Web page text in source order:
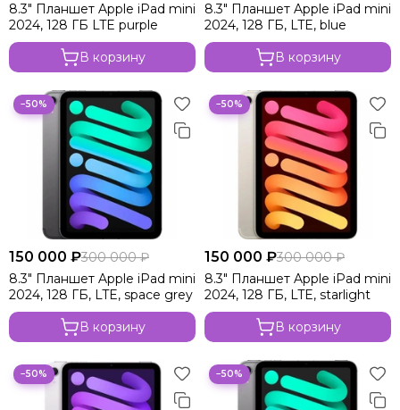
8.3" Планшет Apple iPad mini
2024, 128 ГБ LTE purple
В корзину
8.3" Планшет Apple iPad mini
2024, 128 ГБ, LTE, blue
В корзину
−50%
150 000 ₽300 000 ₽
8.3" Планшет Apple iPad mini
2024, 128 ГБ, LTE, space grey
В корзину
−50%
150 000 ₽300 000 ₽
8.3" Планшет Apple iPad mini
2024, 128 ГБ, LTE, starlight
В корзину
−50% −50%